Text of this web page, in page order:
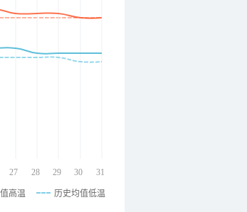
27 28 29 30 31
高温 历史均值低温